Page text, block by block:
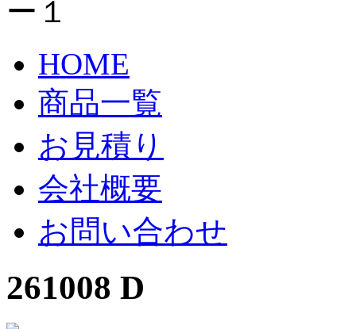
HOME
商品一覧
お見積り
会社概要
お問い合わせ
261008 D